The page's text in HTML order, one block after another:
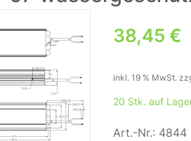
38,45 €
inkl. 19 % MwSt.
20 Stk. auf Lager
Art.-Nr.: 4844